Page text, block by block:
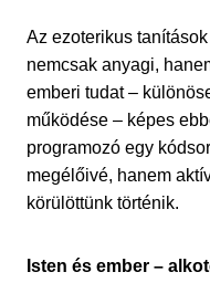
Az ezoterikus
nemcsak anyagi,
emberi tudat –
működése – képes
programozó egy
megélőivé, hanem
körülöttünk történik.
Isten és ember –